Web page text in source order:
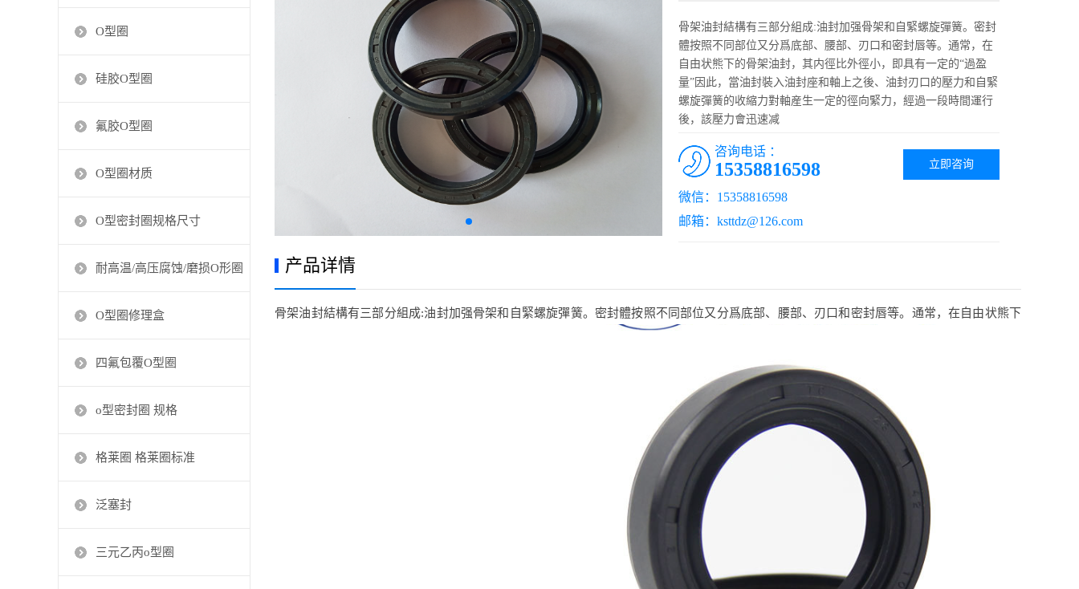
O型圈
硅胶O型圈
氟胶O型圈
O型圈材质
O型密封圈规格尺寸
耐高温/高压腐蚀/磨损O形圈
O型圈修理盒
四氟包覆O型圈
o型密封圈 规格
格莱圈 格莱圈标准
泛塞封
三元乙丙o型圈
骨架油封結構有三部分組成:油封加强骨架和自緊螺旋彈簧。密封
體按照不同部位又分爲底部、腰部、刃口和密封唇等。通常，在
自由状熊下的骨架油封，其内徑比外徑小，即具有一定的“過盈
量”因此，當油封裝入油封座和軸上之後、油封刃口的壓力和自緊
螺旋彈簧的收縮力對軸産生一定的徑向緊力，經過一段時間運行
後，該壓力會迅速减
立即咨询
咨询电话 ：
15358816598
微信：15358816598
邮箱：ksttdz@126.com
产品详情
骨架油封結構有三部分組成:油封加强骨架和自緊螺旋彈簧。密封體按照不同部位又分爲底部、腰部、刃口和密封唇等。通常，在自由状熊下